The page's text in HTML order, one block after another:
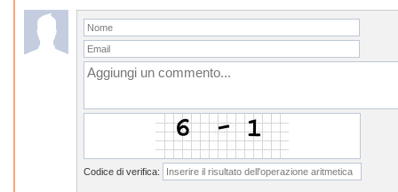
Codice di verifica: